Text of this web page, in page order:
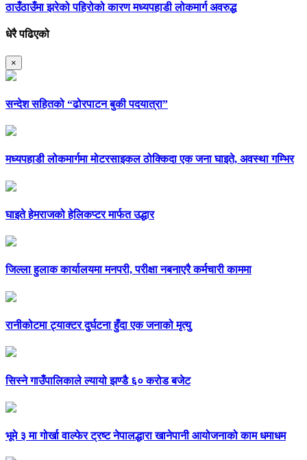
ठाउँठाउँमा झरेको पहिरोको कारण मध्यपहाडी लोकमार्ग अवरुद्ध
धेरै पढिएको
×
सन्देश सहितको “ढोरपाटन बुकी पदयात्रा”
मध्यपहाडी लोकमार्गमा मोटरसाइकल ठोक्किदा एक जना घाइते, अवस्था गम्भिर
घाइते हेमराजको हेलिकप्टर मार्फत उद्धार
जिल्ला हुलाक कार्यालयमा मनपरी, परीक्षा नबनाएरै कर्मचारी काममा
रानीकोटमा ट्याक्टर दुर्घटना हुँदा एक जनाको मृत्यु
सिस्ने गाउँपालिकाले ल्यायो झण्डै ६० करोड बजेट
भूमे ३ मा गोर्खा वाल्फेर ट्रष्ट नेपालद्धारा खानेपानी आयोजनाको काम धमाधम